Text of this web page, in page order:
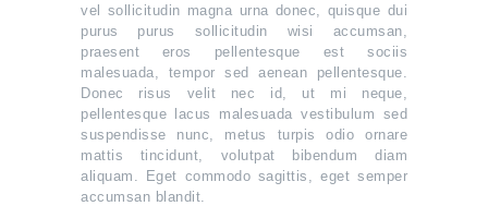
vel sollicitudin magna urna donec, quisque dui
purus purus sollicitudin wisi accumsan,
praesent eros pellentesque est sociis
malesuada, tempor sed aenean pellentesque.
Donec risus velit nec id, ut mi neque,
pellentesque lacus malesuada vestibulum sed
suspendisse nunc, metus turpis odio ornare
mattis tincidunt, volutpat bibendum diam
aliquam. Eget commodo sagittis, eget semper
accumsan blandit.